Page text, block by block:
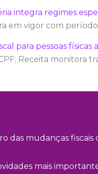
integra regimes
em vigor com
para pessoas físicas
Receita monitora
das mudanças
mais